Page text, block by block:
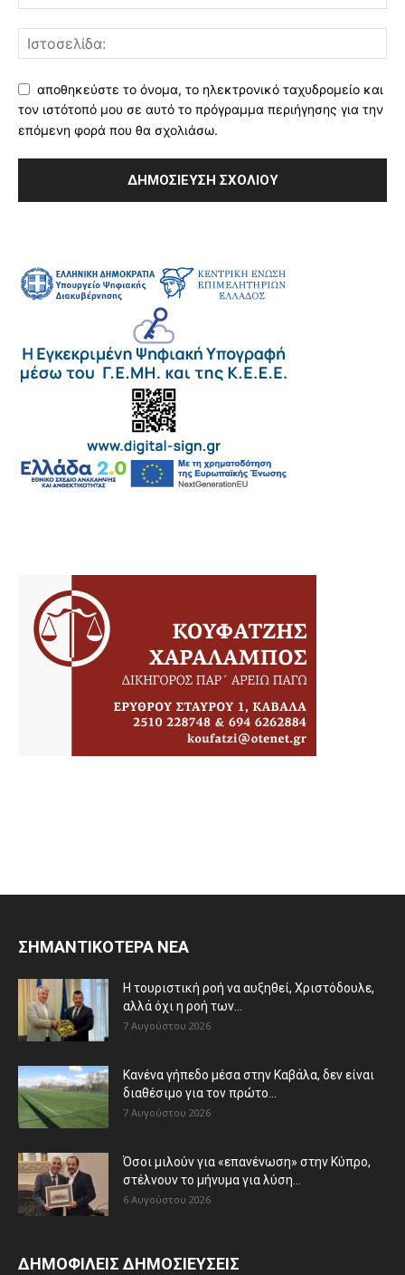
αποθηκεύστε το όνομα, το ηλεκτρονικό ταχυδρομείο και
τον ιστότοπό μου σε αυτό το πρόγραμμα περιήγησης για την
επόμενη φορά που θα σχολιάσω.
ΣΗΜΑΝΤΙΚΟΤΕΡΑ ΝΕΑ
Η τουριστική ροή να αυξηθεί, Χριστόδουλε,
αλλά όχι η ροή των...
7 Αυγούστου 2026
Κανένα γήπεδο μέσα στην Καβάλα, δεν είναι
διαθέσιμο για τον πρώτο...
7 Αυγούστου 2026
Όσοι μιλούν για «επανένωση» στην Κύπρο,
στέλνουν το μήνυμα για λύση...
6 Αυγούστου 2026
ΔΗΜΟΦΙΛΕΙΣ ΔΗΜΟΣΙΕΥΣΕΙΣ